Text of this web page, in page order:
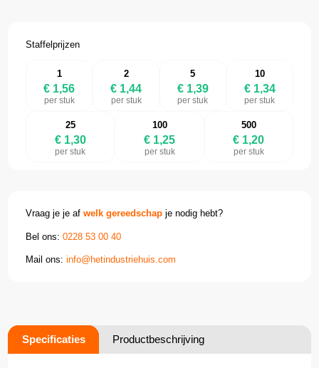
Staffelprijzen
1
€ 1,56
per stuk
2
€ 1,44
per stuk
5
€ 1,39
per stuk
10
€ 1,34
per stuk
25
€ 1,30
per stuk
100
€ 1,25
per stuk
500
€ 1,20
per stuk
Vraag je je afwelk gereedschap je nodig hebt?
Bel ons:0228 53 00 40
Mail ons:info@hetindustriehuis.com
Specificaties Productbeschrijving